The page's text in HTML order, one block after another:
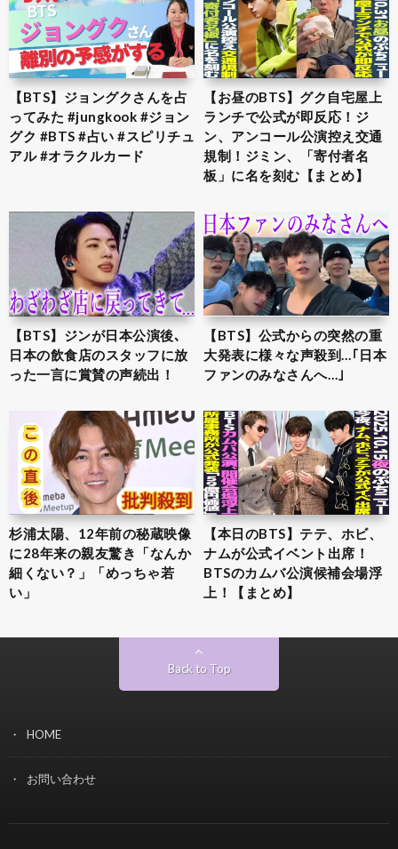
【BTS】ジョングクさんを占
ってみた #jungkook #ジョン
グク #BTS #占い #スピリチュ
アル #オラクルカード
【お昼のBTS】グク自宅屋上
ランチで公式が即反応！ジ
ン、アンコール公演控え交通
規制！ジミン、「寄付者名
板」に名を刻む【まとめ】
【BTS】ジンが日本公演後､
日本の飲食店のスタッフに放
った一言に賞賛の声続出！
【BTS】公式からの突然の重
大発表に様々な声殺到…｢日本
ファンのみなさんへ…｣
杉浦太陽、12年前の秘蔵映像
に28年来の親友驚き「なんか
細くない？」「めっちゃ若
い」
【本日のBTS】テテ、ホビ、
ナムが公式イベント出席！
BTSのカムバ公演候補会場浮
上！【まとめ】
Back to Top
HOME
お問い合わせ